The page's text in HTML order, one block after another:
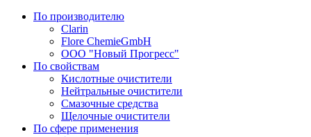
По производителю
Clarin
Flore ChemieGmbH
ООО "Новый Прогресс"
По свойствам
Кислотные очистители
Нейтральные очистители
Смазочные средства
Щелочные очистители
По сфере применения